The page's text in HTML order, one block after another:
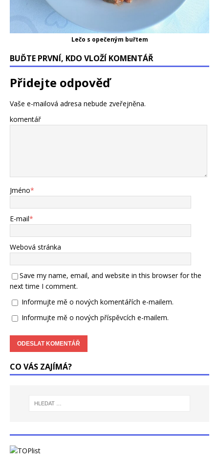
Lečo s opečeným buřtem
BUĎTE PRVNÍ, KDO VLOŽÍ KOMENTÁŘ
Přidejte odpověď
Vaše e-mailová adresa nebude zveřejněna.
komentář
Jméno*
E-mail*
Webová stránka
Save my name, email, and website in this browser for the
next time I comment.
Informujte mě o nových komentářích e-mailem.
Informujte mě o nových příspěvcích e-mailem.
CO VÁS ZAJÍMÁ?